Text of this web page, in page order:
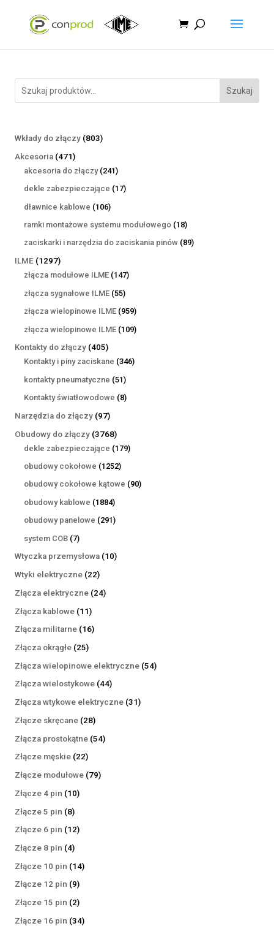
Szukaj
Wkłady do złączy 803803
Akcesoria 471471
produktów
akcesoria do złączy 241241
produktów
dekle zabezpieczające 1717
dławnice kablowe 106106
produktów
ramki montażowe systemu modułowego 1818
produktów
zaciskarki i narzędzia do zaciskania pinów 8989
ILME 12971297
produktów
złącza modułowe ILME 147147
złącza sygnałowe ILME 5555
produktów
złącza wielopinowe ILME 959959
produktów
złącza wielopinowe ILME 109109
Kontakty do złączy 405405
produktów
Kontakty i piny zaciskane 346346
kontakty pneumatyczne 5151
produktów
Kontakty światłowodowe 88
Narzędzia do złączy 9797
produktów
Obudowy do złączy 37683768
produktów
dekle zabezpieczające 179179
obudowy cokołowe 12521252
produkty
obudowy cokołowe kątowe 9090
obudowy kablowe 18841884
produkty
obudowy panelowe 291291
system COB 77
produktów
Wtyczka przemysłowa 1010
Wtyki elektryczne 2222
produkty
Złącza elektryczne 2424
Złącza kablowe 1111
produktów
Złącza militarne 1616
Złącza okrągłe 2525
produktów
Złącza wielopinowe elektryczne 5454
Złącza wielostykowe 4444
produkty
Złącza wtykowe elektryczne 3131
Złącze skręcane 2828
produktów
Złącza prostokątne 5454
Złącze męskie 2222
produkty
Złącze modułowe 7979
Złącze 4 pin 1010
Złącze 5 pin 88
produktów
Złącze 6 pin 1212
Złącze 8 pin 44
produkty
Złącze 10 pin 1414
Złącze 12 pin 99
produktów
Złącze 15 pin 22
produkty
Złącze 16 pin 3434